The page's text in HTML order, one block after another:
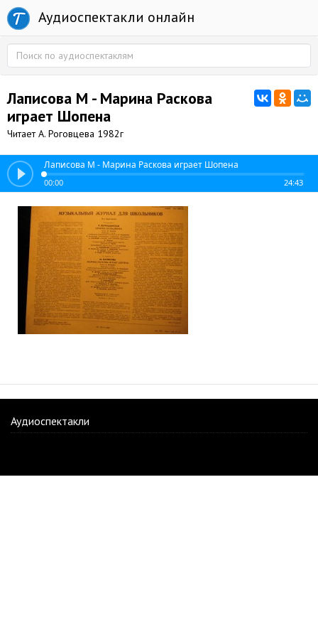
Аудиоспектакли онлайн
Лаписова М - Марина Раскова
играет Шопена
Читает А. Роговцева 1982г
Лаписова М - Марина Раскова играет Шопена
00:00 24:43
Аудиоспектакли